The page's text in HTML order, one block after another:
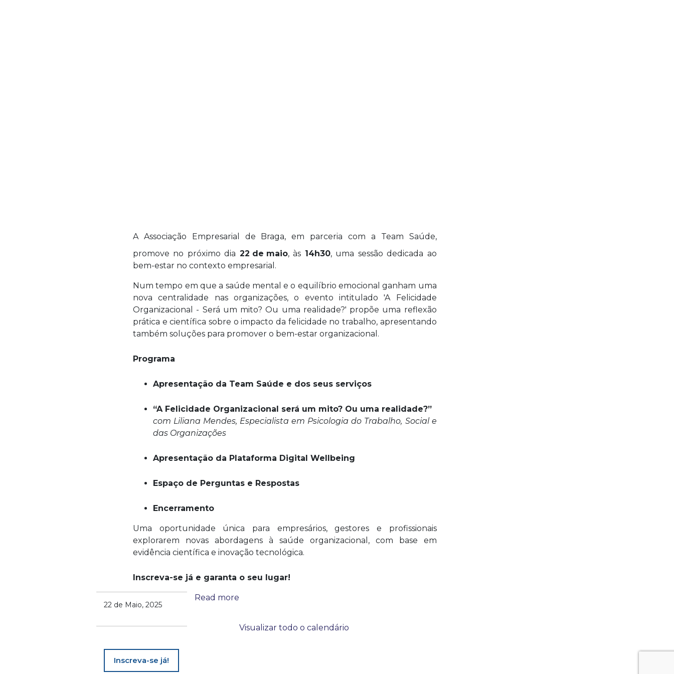
Felicidade
Organizacional
A Associação Empresarial de Braga, em parceria com a Team Saúde,
promove no próximo dia 22 de maio, às 14h30, uma sessão dedicada ao
bem-estar no contexto empresarial.
Num tempo em que a saúde mental e o equilíbrio emocional ganham uma
nova centralidade nas organizações, o evento intitulado 'A Felicidade
Organizacional - Será um mito? Ou uma realidade?' propõe uma reflexão
prática e científica sobre o impacto da felicidade no trabalho, apresentando
também soluções para promover o bem-estar organizacional.
Programa
Apresentação da Team Saúde e dos seus serviços
“A Felicidade Organizacional será um mito? Ou uma realidade?”
com Liliana Mendes, Especialista em Psicologia do Trabalho, Social e
das Organizações
Apresentação da Plataforma Digital Wellbeing
Espaço de Perguntas e Respostas
Encerramento
Uma oportunidade única para empresários, gestores e profissionais
explorarem novas abordagens à saúde organizacional, com base em
evidência científica e inovação tecnológica.
Inscreva-se já e garanta o seu lugar!
22 de Maio, 2025
Inscreva-se já!
Read more
Visualizar todo o calendário